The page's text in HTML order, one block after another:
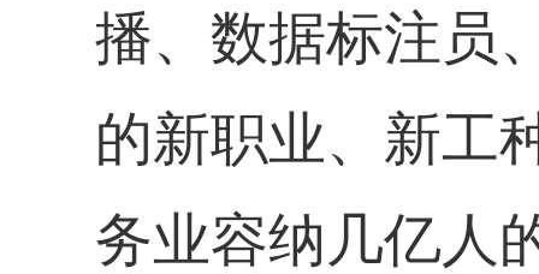
播、数据标注员
的新职业、新工
务业容纳几亿人